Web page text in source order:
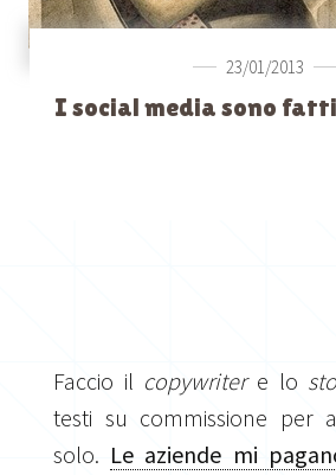
23/01/2013
I social media sono
Faccio il copywritere lo
testi su commissione per
solo. Le aziende mi